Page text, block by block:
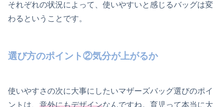
それぞれの状況によって、使いやすいと感じるバッグは変
わるということです。
選び方のポイント②気分が上がるか
使いやすさの次に大事にしたいマザーズバッグ選びのポイ
ントは、 意外にもデザインなんですね。育児って本当に大